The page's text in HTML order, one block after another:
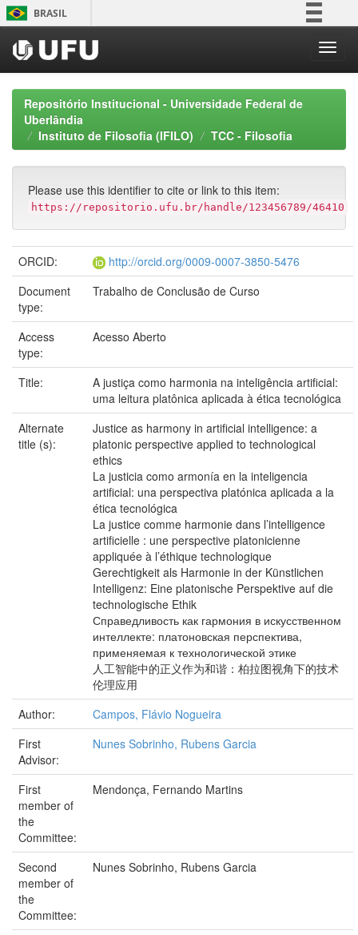
Skip
navigation
BRASIL
Participe
Acesso à informação
Legislação
Repositório Institucional - Universidade Federal de
Uberlândia
Instituto de Filosofia (IFILO)
TCC - Filosofia
Please use this identifier to cite or link to this item:
https://repositorio.ufu.br/handle/123456789/46410
ORCID:
http://orcid.org/0009-0007-3850-5476
Document
type:
Trabalho de Conclusão de Curso
Access
type:
Acesso Aberto
Title:
A justiça como harmonia na inteligência artificial:
uma leitura platônica aplicada à ética tecnológica
Alternate
title (s):
Justice as harmony in artificial intelligence: a
platonic perspective applied to technological
ethics
La justicia como armonía en la inteligencia
artificial: una perspectiva platónica aplicada a la
ética tecnológica
La justice comme harmonie dans l’intelligence
artificielle : une perspective platonicienne
appliquée à l’éthique technologique
Gerechtigkeit als Harmonie in der Künstlichen
Intelligenz: Eine platonische Perspektive auf die
technologische Ethik
Справедливость как гармония в искусственном
интеллекте: платоновская перспектива,
применяемая к технологической этике
人工智能中的正义作为和谐：柏拉图视角下的技术
伦理应用
Author:
Campos, Flávio Nogueira
First
Advisor:
Nunes Sobrinho, Rubens Garcia
First
member of
the
Committee:
Mendonça, Fernando Martins
Second
member of
the
Committee:
Nunes Sobrinho, Rubens Garcia